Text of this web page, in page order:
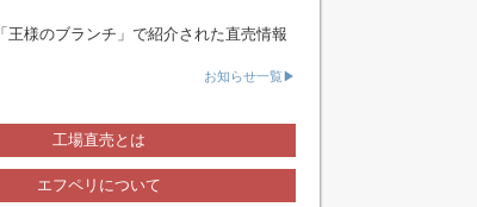
「王様のブランチ」で紹介された直売情報
お知らせ一覧▶
工場直売とは
エフペリについて